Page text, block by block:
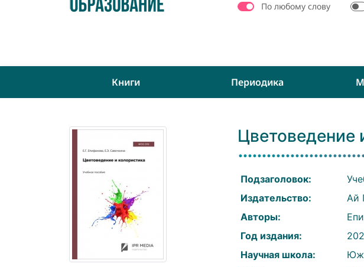
По любому слову
Книги Периодика
Цветоведение
Подзаголовок:
Издательство:
Ай
Авторы:
Год издания:
Научная школа: